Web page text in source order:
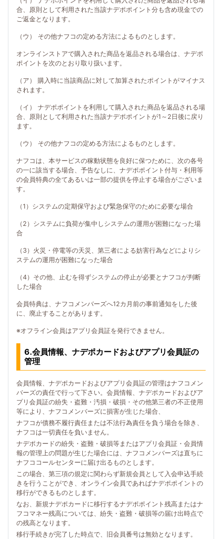
合、原則として利用された当該ナデポポイント分も含め現金での
ご返金となります。
（ウ） その他ナフコの定める方法によるものとします。
オンラインストアで購入された商品を返品される場合は、ナデポ
ポイントを次のとおり取り扱います。
（ア） 購入時に当該商品に対して加算されたポイントがマイナス
されます。
（イ） ナデポポイントを利用して購入された商品を返品される場
合、原則として利用された当該ナデポポイントが1～2日後に戻り
ます。
（ウ） その他ナフコの定める方法によるものとします。
ナフコは、本サービスの稼動状態を良好に保つために、次の各号
の一に該当する場合、予告なしに、ナデポポイント付与・利用等
の会員特典の全てあるいは一部の提供を停止する場合がございま
す。
（1）システムの定期保守および緊急保守のために必要な場合
（2）システムに負荷が集中しシステムの運用が困難になった場
合
（3）火災・停電等の天災、第三者による妨害行為などによりシ
ステムの運用が困難になった場合
（4）その他、止むを得ずシステムの停止が必要とナフコが判断
した場合
会員特典は、ナフコメンバーズへ12カ月前の事前通知をした後
に、廃止することがあります。
※オフライン会員はアプリ会員証を発行できません。
6.会員情報、ナデポカードおよびアプリ会員証の
管理
会員情報、ナデポカードおよびアプリ会員証の管理はナフコメン
バーズの責任で行って下さい。会員情報、ナデポカードおよびア
プリ会員証の紛失・盗難・汚損・破損・その他第三者の不正使用
等により、ナフコメンバーズに損害が生じた場合、
ナフコが債務不履行責任または不法行為責任を負う場合を除き、
ナフコは一切責任を負いません。
ナデポカードの紛失・盗難・破損等またはアプリ会員証・会員情
報の管理上の問題が生じた場合には、ナフコメンバーズは直ちに
ナフココールセンターに届け出るものとします。
この場合、第三項の規定に関わらず新規会員として入会申込手続
きを行うことができ、オンライン会員であればナデポポイントの
移行ができるものとします。
なお、新規ナデポカードに移行するナデポポイント残高またはナ
フコマネー残高については、紛失・盗難・破損等の届け出時点で
の残高となります。
移行手続きが完了した時点で、旧会員番号は無効となります。